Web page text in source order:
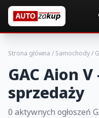
Strona główna / Samochody/
GAC Aion
sprzedaży
0 aktywnych ogłoszeń